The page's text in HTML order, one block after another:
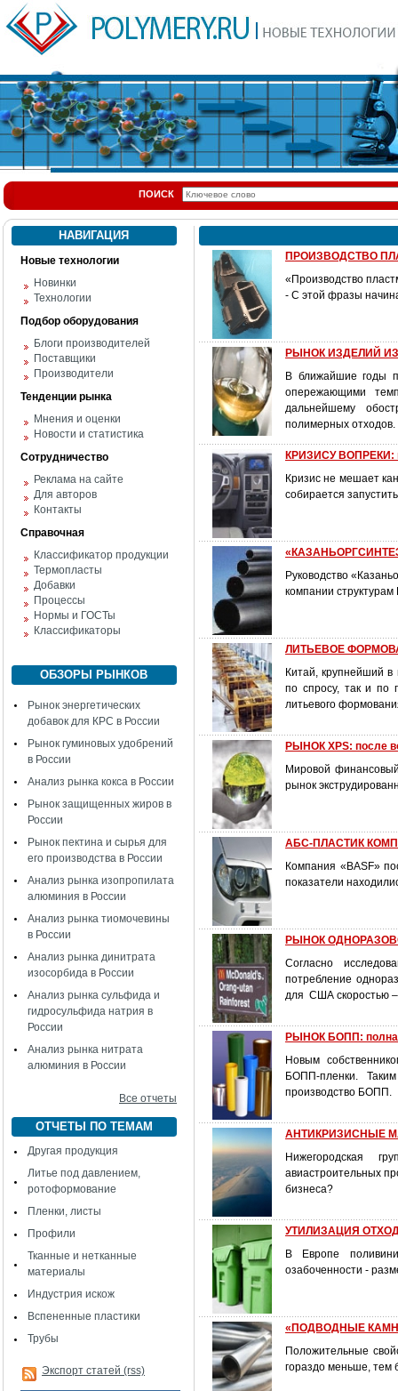
ПОИСК
НАВИГАЦИЯ
Новые технологии
Новинки
Технологии
Подбор оборудования
Блоги производителей
Поставщики
Производители
Тенденции рынка
Мнения и оценки
Новости и статистика
Сотрудничество
Реклама на сайте
Для авторов
Контакты
Справочная
Классификатор продукции
Термопласты
Добавки
Процессы
Нормы и ГОСТы
Классификаторы
ОБЗОРЫ РЫНКОВ
Рынок энергетических
добавок для КРС в России
Рынок гуминовых удобрений
в России
Анализ рынка кокса в России
Рынок защищенных жиров в
России
Рынок пектина и сырья для
его производства в России
Анализ рынка изопропилата
алюминия в России
Анализ рынка тиомочевины
в России
Анализ рынка динитрата
изосорбида в России
Анализ рынка сульфида и
гидросульфида натрия в
России
Анализ рынка нитрата
алюминия в России
Все отчеты
ОТЧЕТЫ ПО ТЕМАМ
Другая продукция
Литье под давлением,
ротоформование
Пленки, листы
Профили
Тканные и нетканные
материалы
Индустрия искож
Вспененные пластики
Трубы
Экспорт статей (rss)
ПРОИЗВОДСТВО
«Производство
- С этой фразы
РЫНОК ИЗДЕЛИЙ ИЗ
В ближайшие годы
опережающими
дальнейшему
полимерных
КРИЗИСУ ВОПРЕКИ:
Кризис не мешает
собирается
Руководство
компании
ЛИТЬЕВОЕ
Китай, крупнейший
по спросу, так и по
литьевого
РЫНОК XPS: после
Мировой
рынок
АБС-ПЛАСТИК
Компания «BASF»
показатели
РЫНОК
Согласно
потребление
для США скоростью –
РЫНОК БОПП:
Новым
БОПП-пленки.
производство БОПП.
АНТИКРИЗИСНЫЕ
Нижегородская
авиастроительных
бизнеса?
УТИЛИЗАЦИЯ
В Европе
озабоченности -
«ПОДВОДНЫЕ
Положительные
гораздо меньше, тем